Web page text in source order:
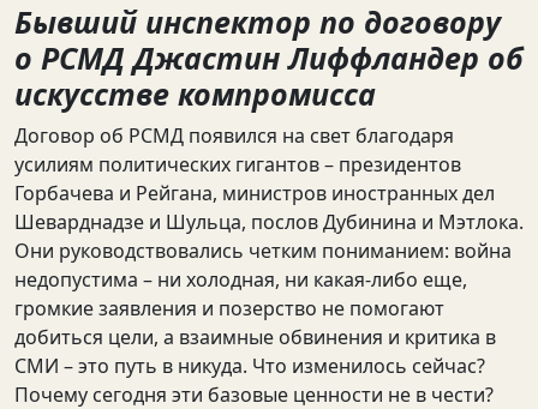
Бывший инспектор по договору
о РСМД Джастин Лиффландер об
искусстве компромисса
Договор об РСМД появился на свет благодаря
усилиям политических гигантов – президентов
Горбачева и Рейгана, министров иностранных дел
Шеварднадзе и Шульца, послов Дубинина и Мэтлока.
Они руководствовались четким пониманием: война
недопустима – ни холодная, ни какая-либо еще,
громкие заявления и позерство не помогают
добиться цели, а взаимные обвинения и критика в
СМИ – это путь в никуда. Что изменилось сейчас?
Почему сегодня эти базовые ценности не в чести?